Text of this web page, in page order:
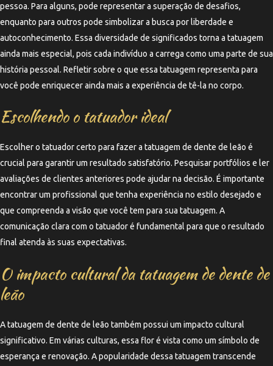
pessoa. Para alguns, pode representar a superação de desafios,
enquanto para outros pode simbolizar a busca por liberdade e
autoconhecimento. Essa diversidade de significados torna a tatuagem
ainda mais especial, pois cada indivíduo a carrega como uma parte de sua
história pessoal. Refletir sobre o que essa tatuagem representa para
você pode enriquecer ainda mais a experiência de tê-la no corpo.
Escolhendo o tatuador ideal
Escolher o tatuador certo para fazer a tatuagem de dente de leão é
crucial para garantir um resultado satisfatório. Pesquisar portfólios e ler
avaliações de clientes anteriores pode ajudar na decisão. É importante
encontrar um profissional que tenha experiência no estilo desejado e
que compreenda a visão que você tem para sua tatuagem. A
comunicação clara com o tatuador é fundamental para que o resultado
final atenda às suas expectativas.
O impacto cultural da tatuagem de dente de
leão
A tatuagem de dente de leão também possui um impacto cultural
significativo. Em várias culturas, essa flor é vista como um símbolo de
esperança e renovação. A popularidade dessa tatuagem transcende